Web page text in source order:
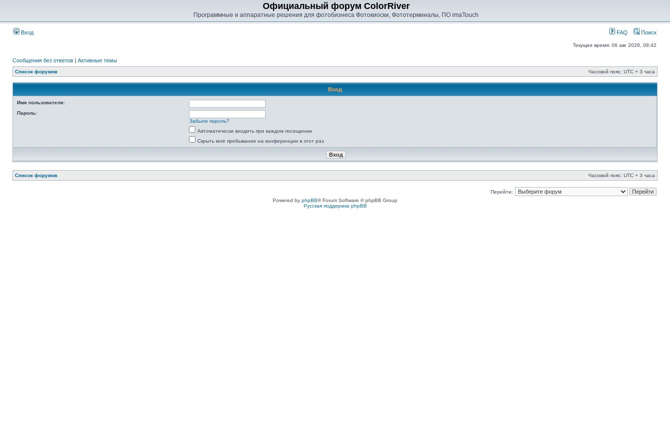
Официальный форум ColorRiver
Программные и аппаратные решения для фотобизнеса Фотокиоски, Фототерминалы, ПО imaTouch
Вход FAQ Поиск
Текущее время: 06 авг 2026, 08:42
Сообщения без ответов | Активные темы
Список форумов Часовой пояс: UTC + 3 часа
Вход
Имя пользователя:
Пароль:
Забыли пароль?
Автоматически входить при каждом посещении
Скрыть моё пребывание на конференции в этот раз
Список форумов Часовой пояс: UTC + 3 часа
Перейти:
Powered by phpBB® Forum Software © phpBB Group
Русская поддержка phpBB